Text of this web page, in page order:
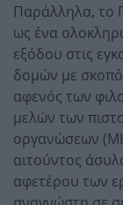
Παράλληλα, το
ως ένα
εξόδου στις
δομών με σκοπό
αφενός των
μελών των
οργανώσεων
αιτούντος
αφετέρου των